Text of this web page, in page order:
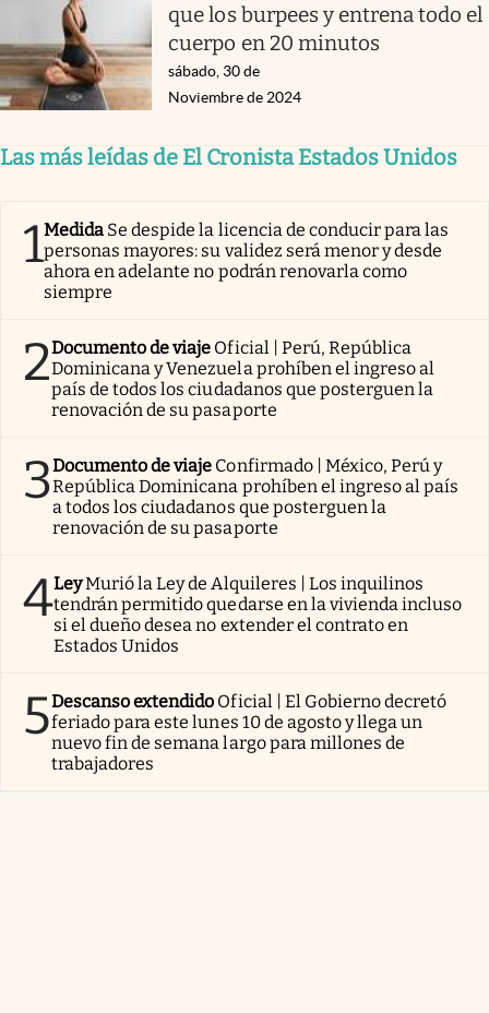
que los burpees y entrena todo el
cuerpo en 20 minutos
sábado, 30 de
Noviembre de 2024
Las más leídas de El Cronista Estados Unidos
1Medida Se despide la licencia de conducir para las
personas mayores: su validez será menor y desde
ahora en adelante no podrán renovarla como
siempre
2Documento de viaje Oficial | Perú, República
Dominicana y Venezuela prohíben el ingreso al
país de todos los ciudadanos que posterguen la
renovación de su pasaporte
3Documento de viaje Confirmado | México, Perú y
República Dominicana prohíben el ingreso al país
a todos los ciudadanos que posterguen la
renovación de su pasaporte
4LeyMurió la Ley de Alquileres | Los inquilinos
tendrán permitido quedarse en la vivienda incluso
si el dueño desea no extender el contrato en
Estados Unidos
5Descanso extendido Oficial | El Gobierno decretó
feriado para este lunes 10 de agosto y llega un
nuevo fin de semana largo para millones de
trabajadores